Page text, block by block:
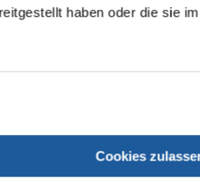
haben oder die sie
Cookies